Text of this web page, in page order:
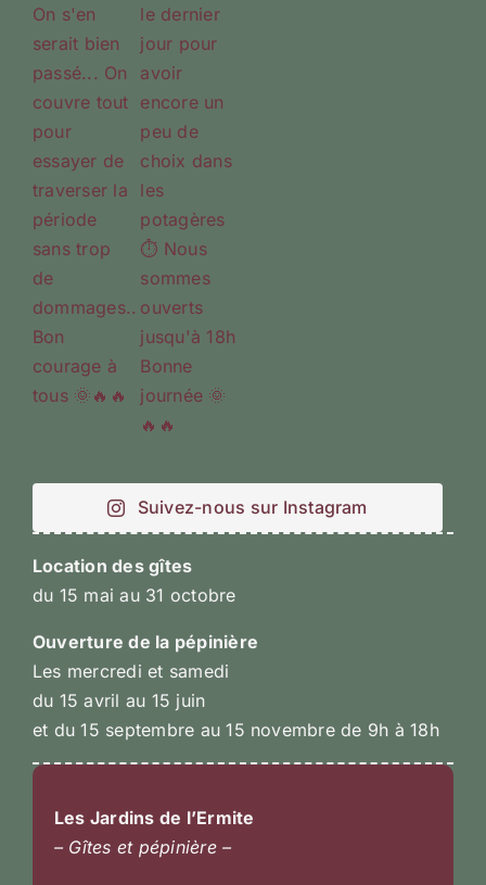
Suivez-nous sur Instagram
Location des gîtes
du 15 mai au 31 octobre
Ouverture de la pépinière
Les mercredi et samedi
du 15 avril au 15 juin
et du 15 septembre au 15 novembre de 9h à 18h
Les Jardins de l’Ermite
– Gîtes et pépinière –